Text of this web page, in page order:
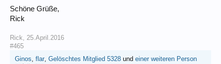
Schöne Grüße,
Rick
Rick, 25.April.2016
#465
Ginos, flar, Gelöschtes Mitglied 5328 und einer weiteren Person